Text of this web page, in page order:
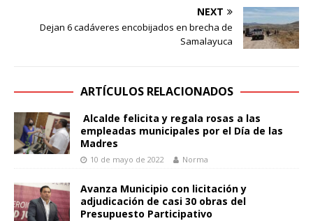
NEXT
Dejan 6 cadáveres encobijados en brecha de
Samalayuca
ARTÍCULOS RELACIONADOS
Alcalde felicita y regala rosas a las
empleadas municipales por el Día de las
Madres
10 de mayo de 2022 Norma
Avanza Municipio con licitación y
adjudicación de casi 30 obras del
Presupuesto Participativo